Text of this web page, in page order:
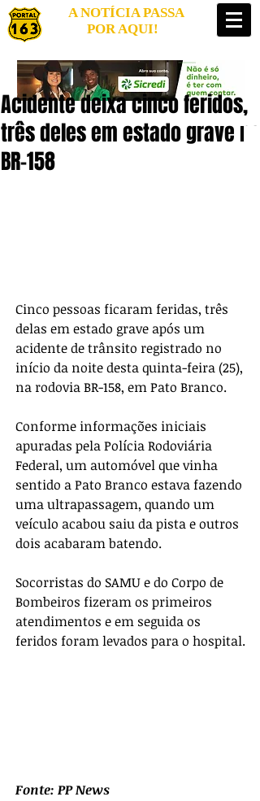
A NOTÍCIA PASSA
POR AQUI!
Acidente deixa cinco feridos,
três deles em estado grave na
BR-158
Cinco pessoas ficaram feridas, três
delas em estado grave após um
acidente de trânsito registrado no
início da noite desta quinta-feira (25),
na rodovia BR-158, em Pato Branco.
Conforme informações iniciais
apuradas pela Polícia Rodoviária
Federal, um automóvel que vinha
sentido a Pato Branco estava fazendo
uma ultrapassagem, quando um
veículo acabou saiu da pista e outros
dois acabaram batendo.
Socorristas do SAMU e do Corpo de
Bombeiros fizeram os primeiros
atendimentos e em seguida os
feridos foram levados para o hospital.
Fonte: PP News